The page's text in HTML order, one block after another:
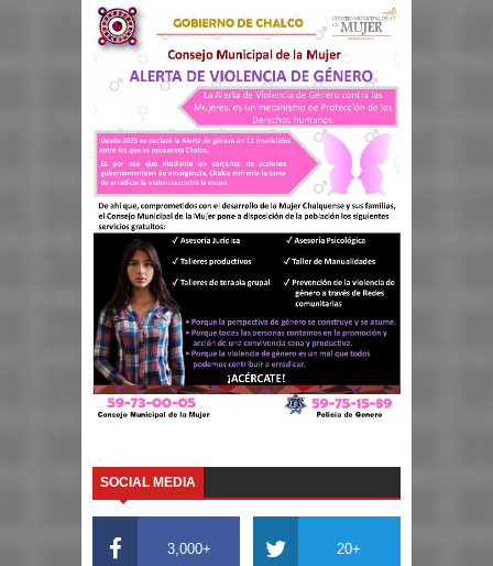
SOCIAL MEDIA
3,000+ 20+